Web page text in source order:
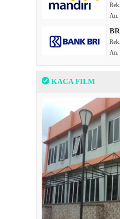
Rek.
An.
Rek.
An.
KACA FILM